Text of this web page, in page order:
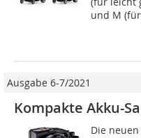
und M
Ausgabe 6-7/2021
Kompakte Akku-
Die neuen